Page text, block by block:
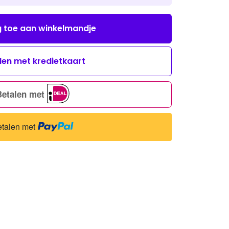
toe aan winkelmandje
met kredietkaart
met
met